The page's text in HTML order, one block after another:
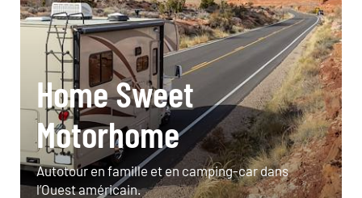
Home Sweet
Motorhome
Autotour en famille et en camping-car dans
l’Ouest américain.